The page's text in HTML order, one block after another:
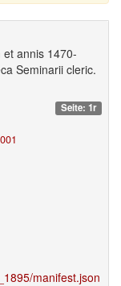
annis 1470-
Seminarii cleric.
Seite: 1r
manifest.json